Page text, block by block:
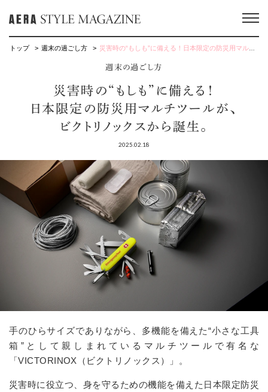
トップ 週末の過ごし方 災害時の“もしも”に備える！日本限定の防災用マルチツールが、ビクトリノックスから誕生。
週末の過ごし方
災害時の“もしも”に備える！
日本限定の防災用マルチツールが、
ビクトリノックスから誕生。
2025.02.18
手のひらサイズでありながら、多機能を備えた“小さな工具
箱”として親しまれているマルチツールで有名な
「VICTORINOX（ビクトリノックス）」。
災害時に役立つ、身を守るための機能を備えた日本限定防災